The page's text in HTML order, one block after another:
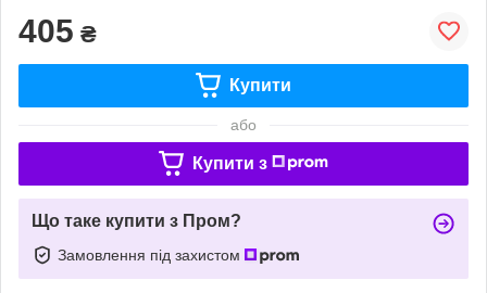
405 ₴
Купити
або
Купити з
Що таке купити з Пром?
Замовлення під захистом